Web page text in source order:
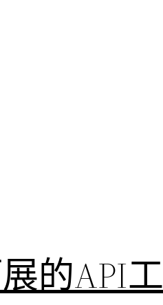
的API工